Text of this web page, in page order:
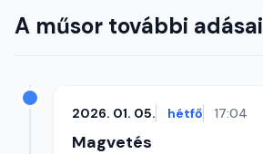
A műsor további adásai
2026. 01. 05. hétfő 17:04
Magvetés